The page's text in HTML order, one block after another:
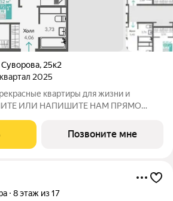
Суворова, 25к2
2025
квартиры для жизни и
ИЛИ НАПИШИТЕ НАМ ПРЯМО
12, 16 этажей и 3 стилобата 1 этаж. Жилой квартал Шалфей -
Позвоните мне
8 этаж из 17